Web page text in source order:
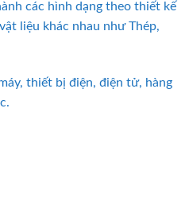
các hình dạng theo thiết kế
liệu khác nhau như Thép,
thiết bị điện, điện tử, hàng